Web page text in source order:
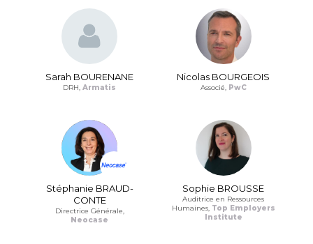
Sarah BOURENANE
DRH,Armatis
Nicolas BOURGEOIS
Associé, PwC
Stéphanie BRAUD-
CONTE
Directrice Générale,
Neocase
Sophie BROUSSE
Auditrice en Ressources
Humaines, Top Employers
Institute